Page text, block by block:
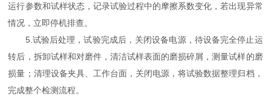
运行参数和试样状态，记录试验过程中的摩擦系数变化，若出现异常
情况，立即停机排查。
5.试验后处理，试验完成后，关闭设备电源，待设备完全停止运
转后，拆卸试样和对磨件，清洁试样表面的磨损碎屑，测量试样的磨
损量；清理设备夹具、工作台面，关闭电源，将试验数据整理归档，
完成整个检测流程。